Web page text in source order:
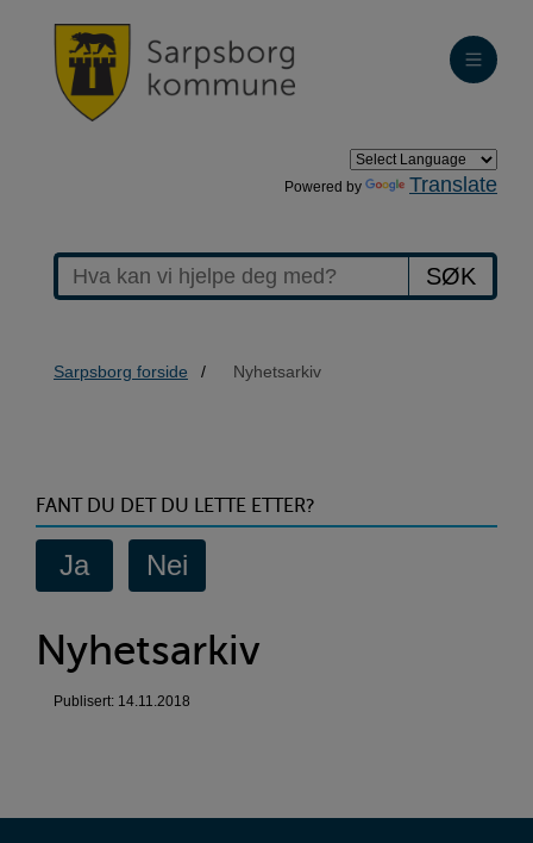
Powered by Translate
SØK
Sarpsborg forside Nyhetsarkiv
FANT DU DET DU LETTE ETTER?
Nyhetsarkiv
Publisert: 14.11.2018